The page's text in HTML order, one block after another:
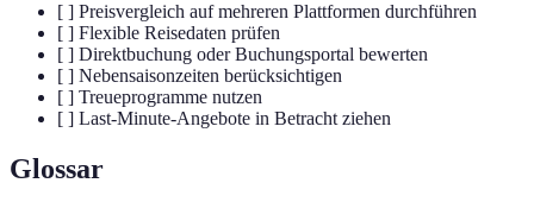
[ ] Preisvergleich auf mehreren Plattformen durchführen
[ ] Flexible Reisedaten prüfen
[ ] Direktbuchung oder Buchungsportal bewerten
[ ] Nebensaisonzeiten berücksichtigen
[ ] Treueprogramme nutzen
[ ] Last-Minute-Angebote in Betracht ziehen
Glossar